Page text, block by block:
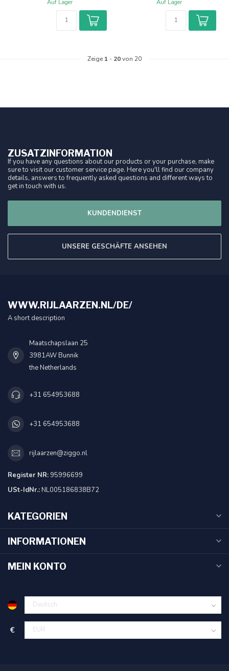
Auf Lager Auf Lager
Zeige 1 - 20von 20
ZUSATZINFORMATION
If you have any questions about our products or your purchase, make
sure to visit our customer service page. Here you'll find our company
details, answers to frequently asked questions and different ways to
get in touch with us.
KUNDENDIENST
UNSERE GESCHÄFTE ANSEHEN
WWW.RIJLAARZEN.NL/DE/
A short description
Maatschapslaan 25
3981AW Bunnik
the Netherlands
+31 654953688
+31 654953688
rijlaarzen@ziggo.nl
Register NR:95996699
USt-IdNr.:NL005186838B72
KATEGORIEN
INFORMATIONEN
MEIN KONTO
€